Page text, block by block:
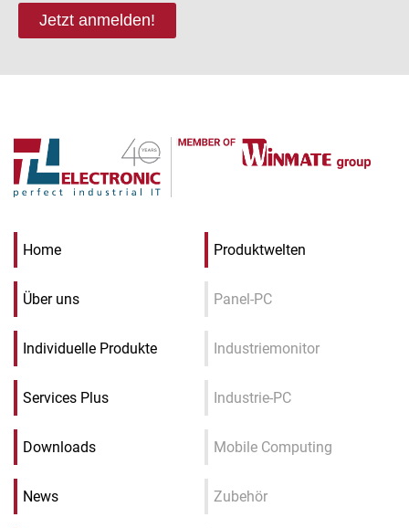
Jetzt anmelden!
Home
Über uns
Individuelle Produkte
Services Plus
Downloads
News
Produktwelten
Panel-PC
Industriemonitor
Industrie-PC
Mobile Computing
Zubehör